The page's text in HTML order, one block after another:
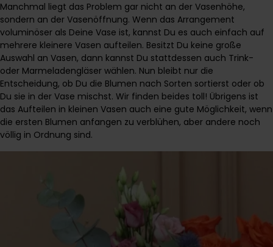
Manchmal liegt das Problem gar nicht an der Vasenhöhe,
sondern an der Vasenöffnung. Wenn das Arrangement
voluminöser als Deine Vase ist, kannst Du es auch einfach auf
mehrere kleinere Vasen aufteilen. Besitzt Du keine große
Auswahl an Vasen, dann kannst Du stattdessen auch Trink-
oder Marmeladengläser wählen. Nun bleibt nur die
Entscheidung, ob Du die Blumen nach Sorten sortierst oder ob
Du sie in der Vase mischst. Wir finden beides toll! Übrigens ist
das Aufteilen in kleinen Vasen auch eine gute Möglichkeit, wenn
die ersten Blumen anfangen zu verblühen, aber andere noch
völlig in Ordnung sind.